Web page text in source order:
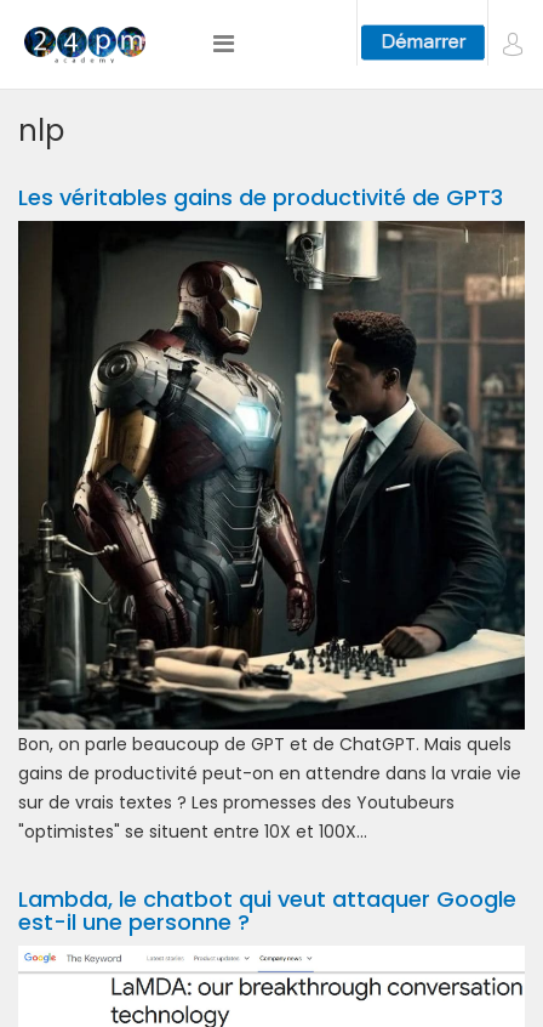
nlp
Les véritables gains de productivité de GPT3
Bon, on parle beaucoup de GPT et de ChatGPT. Mais quels
gains de productivité peut-on en attendre dans la vraie vie
sur de vrais textes ? Les promesses des Youtubeurs
"optimistes" se situent entre 10X et 100X...
Lambda, le chatbot qui veut attaquer Google
est-il une personne ?